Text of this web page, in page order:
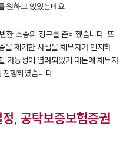
원하고 있었는데요.
환 소송의 청구를 준비했습니다. 또
을 제기한 사실을 채무자가 인지하
가능성이 염려되었기 때문에 채무자
행하였습니다.
, 공탁보증보험증권